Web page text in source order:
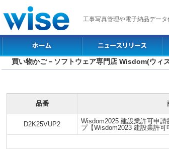
工事写真管理や電子納品デー
買い物かご－ソフトウェア専門店 Wisdom(ウィ
品番
D2K25VUP2
Wisdom2025 建設業許可申
プ【Wisdom2023 建設業許可